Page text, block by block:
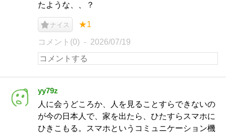
たような、、？
ナイス ★1
コメント(0) 2026/07/19
yy79z
人に会うどころか、人を見ることすらできないの
が今の日本人で、家を出たら、ひたすらスマホに
ひきこもる。スマホというコミュニケーション機